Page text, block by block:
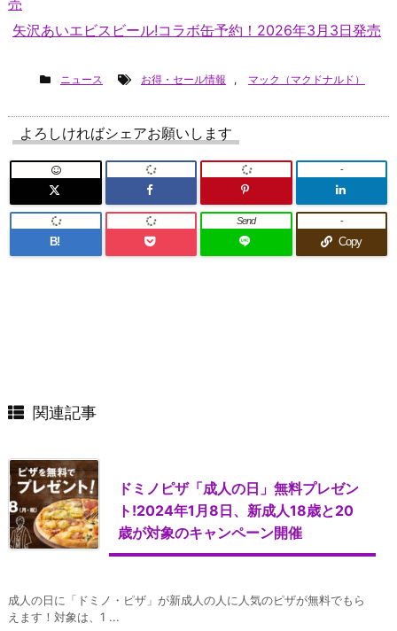
矢沢あいエビスビール!コラボ缶予約！2026年3月3日発売
ニュース お得・セール情報 , マック（マクドナルド）
よろしければシェアお願いします
-
B!
Send
Copy
-
関連記事
ドミノピザ「成人の日」無料プレゼン
ト!2024年1月8日、新成人18歳と20
歳が対象のキャンペーン開催
成人の日に「ドミノ・ピザ」が新成人の人に人気のピザが無料でもら
えます！対象は、1 ...